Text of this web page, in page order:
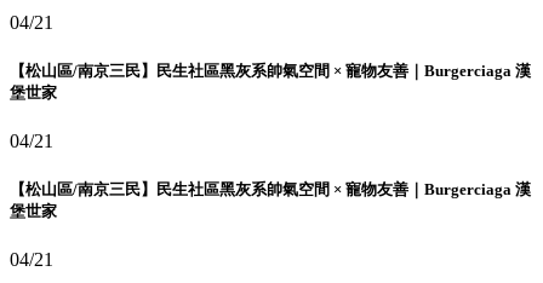
04/21
【松山區/南京三民】民生社區黑灰系帥氣空間 × 寵物友善｜Burgerciaga 漢
堡世家
04/21
【松山區/南京三民】民生社區黑灰系帥氣空間 × 寵物友善｜Burgerciaga 漢
堡世家
04/21